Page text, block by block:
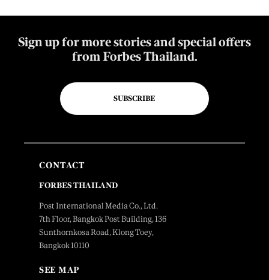
Sign up for more stories and special offers
from Forbes Thailand.
SUBSCRIBE
CONTACT
FORBES THAILAND
Post International Media Co., Ltd.
7th Floor, Bangkok Post Building, 136
Sunthornkosa Road, Klong Toey,
Bangkok 10110
SEE MAP